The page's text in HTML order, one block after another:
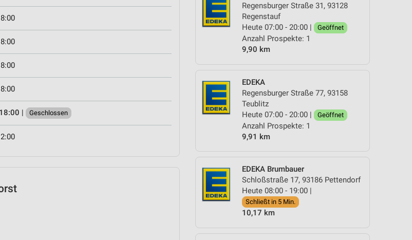
Regensburger Straße 31, 93128
Regenstauf
Heute 07:00 - 20:00 |
Geöffnet
Anzahl Prospekte: 1
9,90 km
EDEKA
Regensburger Straße 77, 93158
Teublitz
Heute 07:00 - 20:00 |
Geöffnet
Anzahl Prospekte: 1
9,91 km
EDEKA Brumbauer
Schloßstraße 17, 93186 Pettendorf
Heute 08:00 - 19:00 |
Schließt in 5 Min.
10,17 km
| Geschlossen